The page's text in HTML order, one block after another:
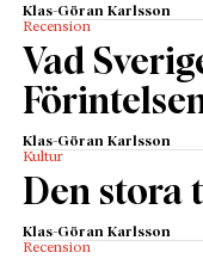
Klas-Göran Karlsson
Recension
Vad
Klas-Göran Karlsson
Kultur
Den stora
Klas-Göran Karlsson
Recension